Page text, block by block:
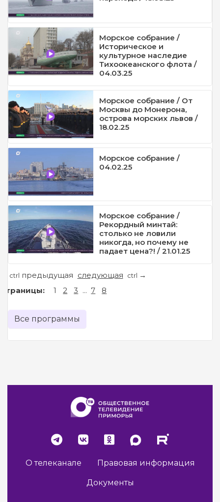
Морское собрание /
Историческое и
культурное наследие
Тихоокеанского флота /
04.03.25
Морское собрание / От
Москвы до Монерона,
острова морских львов /
18.02.25
Морское собрание /
04.02.25
Морское собрание /
Рекордный минтай:
столько не ловили
никогда, но почему не
падает цена?! / 21.01.25
ctrl предыдущая следующая ctrl →
Страницы: 1 2 3 ... 7 8
Все программы
О телеканале Правовая информация
Документы